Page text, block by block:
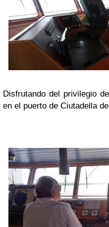
Disfrutando del privilegio
en el puerto de Ciutadella